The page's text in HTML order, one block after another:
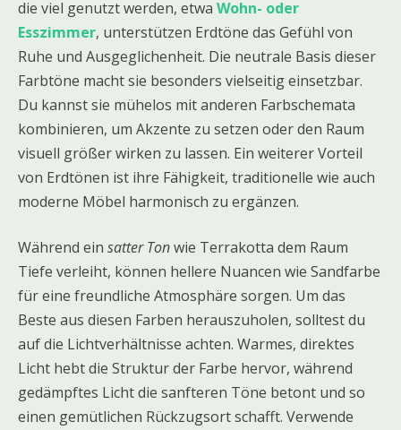
die viel genutzt werden, etwa Wohn- oder
Esszimmer, unterstützen Erdtöne das Gefühl von
Ruhe und Ausgeglichenheit. Die neutrale Basis dieser
Farbtöne macht sie besonders vielseitig einsetzbar.
Du kannst sie mühelos mit anderen Farbschemata
kombinieren, um Akzente zu setzen oder den Raum
visuell größer wirken zu lassen. Ein weiterer Vorteil
von Erdtönen ist ihre Fähigkeit, traditionelle wie auch
moderne Möbel harmonisch zu ergänzen.
Während ein satter Tonwie Terrakotta dem Raum
Tiefe verleiht, können hellere Nuancen wie Sandfarbe
für eine freundliche Atmosphäre sorgen. Um das
Beste aus diesen Farben herauszuholen, solltest du
auf die Lichtverhältnisse achten. Warmes, direktes
Licht hebt die Struktur der Farbe hervor, während
gedämpftes Licht die sanfteren Töne betont und so
einen gemütlichen Rückzugsort schafft. Verwende